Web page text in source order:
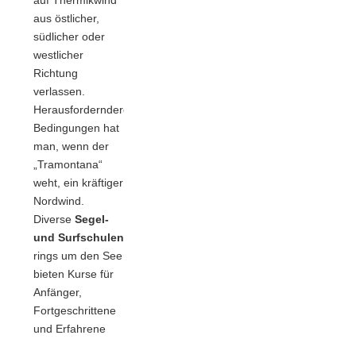
aus östlicher,
südlicher oder
westlicher
Richtung
verlassen.
Herausforderndere
Bedingungen hat
man, wenn der
„Tramontana“
weht, ein kräftiger
Nordwind.
Diverse Segel-
und Surfschulen
rings um den See
bieten Kurse für
Anfänger,
Fortgeschrittene
und Erfahrene